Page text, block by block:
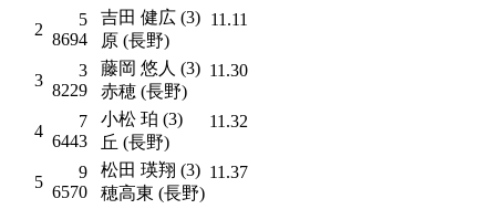
2
5
8694
吉田 健広 (3)
原 (長野)
11.11
3
3
8229
藤岡 悠人 (3)
赤穂 (長野)
11.30
4
7
6443
小松 珀 (3)
丘 (長野)
11.32
5
9
6570
松田 瑛翔 (3)
穂高東 (長野)
11.37